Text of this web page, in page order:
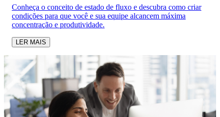
Conheça o conceito de estado de fluxo e descubra como criar
condições para que você e sua equipe alcancem máxima
concentração e produtividade.
LER MAIS